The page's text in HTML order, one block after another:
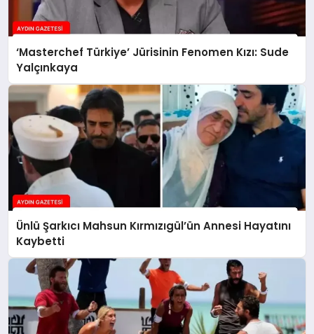
‘Masterchef Türkiye’ Jürisinin Fenomen Kızı: Sude
Yalçınkaya
Ünlü Şarkıcı Mahsun Kırmızıgül’ün Annesi Hayatını
Kaybetti